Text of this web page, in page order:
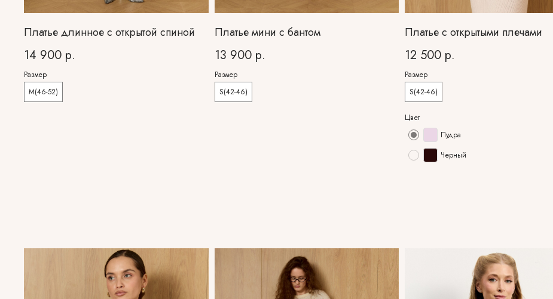
Платье длинное с открытой спиной
14 900 р.
Размер
M(46-52)
Платье мини с бантом
13 900 р.
Размер
S(42-46)
Платье с открытыми плечами
12 500 р.
Размер
S(42-46)
Цвет
Пудра
Черный